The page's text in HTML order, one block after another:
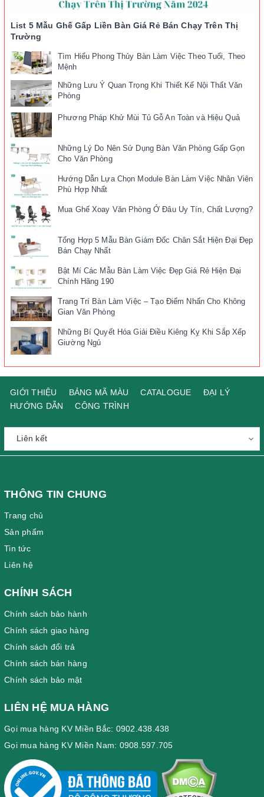
List 5 Mẫu Ghế Gấp Liền Bàn Giá Rẻ Bán Chạy Trên Thị
Trường
Tìm Hiểu Phong Thủy Bàn Làm Việc Theo Tuổi, Theo
Mệnh
Những Lưu Ý Quan Trọng Khi Thiết Kế Nội Thất Văn
Phòng
Phương Pháp Khử Mùi Tủ Gỗ An Toàn và Hiệu Quả
Những Lý Do Nên Sử Dụng Bàn Văn Phòng Gấp Gọn
Cho Văn Phòng
Hướng Dẫn Lựa Chọn Module Bàn Làm Việc Nhân Viên
Phù Hợp Nhất
Mua Ghế Xoay Văn Phòng Ở Đâu Uy Tín, Chất Lượng?
Tổng Hợp 5 Mẫu Bàn Giám Đốc Chân Sắt Hiện Đại Đẹp
Bán Chạy Nhất
Bật Mí Các Mẫu Bàn Làm Việc Đẹp Giá Rẻ Hiện Đại
Chính Hãng 190
Trang Trí Bàn Làm Việc – Tạo Điểm Nhấn Cho Không
Gian Văn Phòng
Những Bí Quyết Hóa Giải Điều Kiêng Kỵ Khi Sắp Xếp
Giường Ngủ
GIỚI THIỆU BẢNG MÃ MÀU CATALOGUE
ĐẠI LÝ
HƯỚNG DẪN
CÔNG TRÌNH
THÔNG TIN CHUNG
Trang chủ
Sản phẩm
Tin tức
Liên hệ
CHÍNH SÁCH
Chính sách bảo hành
Chính sách giao hàng
Chính sách đổi trả
Chính sách bán hàng
Chính sách bảo mật
LIÊN HỆ MUA HÀNG
Gọi mua hàng KV Miền Bắc: 0902.438.438
Gọi mua hàng KV Miền Nam: 0908.597.705